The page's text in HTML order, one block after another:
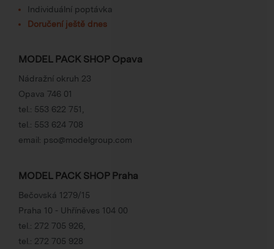
Individuální poptávka
Doručení ještě dnes
MODEL PACK SHOP Opava
Nádražní okruh 23
Opava 746 01
tel.: 553 622 751
tel.: 553 624 708
email: pso@modelgroup.com
MODEL PACK SHOP Praha
Bečovská 1279/15
Praha 10 - Uhříněves 104 00
tel.: 272 705 926
tel.: 272 705 928